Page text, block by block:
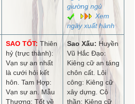
giường ngủ
Xem
ngày xuất hành
SAO TỐT: Thiên
hỷ (trực thành):
Vạn sự an nhất
là cưới hỏi kết
hôn. Tam Hợp:
Vạn sự an. Mẫu
Thương: Tốt về
Sao Xấu: Huyền
Vũ Hắc Đạo:
Kiêng cữ an táng
chôn cất. Lôi
công: Kiêng cữ
xây dựng. Cô
thần: Kiêng cữ